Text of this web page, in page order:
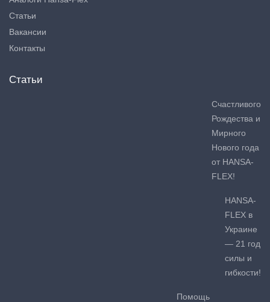
Статьи
Вакансии
Контакты
Статьи
Счастливого
Рождества и
Мирного
Нового года
от HANSA-
FLEX!
HANSA-
FLEX в
Украине
— 21 год
силы и
гибкости!
Помощь